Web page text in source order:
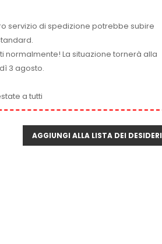
servizio di spedizione potrebbe subire
normalmente! La situazione tornerà alla
3 agosto.
a tutti
AGGIUNGI ALLA LISTA DEI DESIDERI